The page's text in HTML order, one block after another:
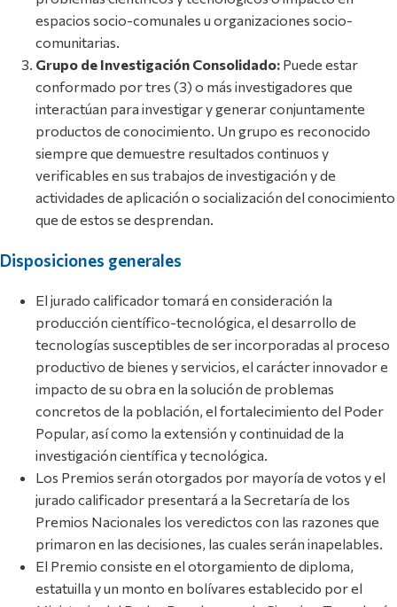
espacios socio-comunales u organizaciones socio-
comunitarias.
Grupo de Investigación Consolidado: Puede estar
conformado por tres (3) o más investigadores que
interactúan para investigar y generar conjuntamente
productos de conocimiento. Un grupo es reconocido
siempre que demuestre resultados continuos y
verificables en sus trabajos de investigación y de
actividades de aplicación o socialización del conocimiento
que de estos se desprendan.
Disposiciones generales
El jurado calificador tomará en consideración la
producción científico-tecnológica, el desarrollo de
tecnologías susceptibles de ser incorporadas al proceso
productivo de bienes y servicios, el carácter innovador e
impacto de su obra en la solución de problemas
concretos de la población, el fortalecimiento del Poder
Popular, así como la extensión y continuidad de la
investigación científica y tecnológica.
Los Premios serán otorgados por mayoría de votos y el
jurado calificador presentará a la Secretaría de los
Premios Nacionales los veredictos con las razones que
primaron en las decisiones, las cuales serán inapelables.
El Premio consiste en el otorgamiento de diploma,
estatuilla y un monto en bolívares establecido por el